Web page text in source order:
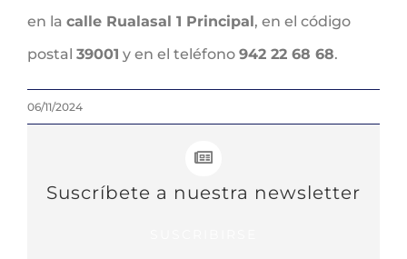
en la calle Rualasal 1 Principal, en el código
postal 39001 y en el teléfono 942 22 68 68.
06/11/2024
Suscríbete a nuestra newsletter